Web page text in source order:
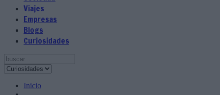
Viajes
Empresas
Blogs
Curiosidades
Inicio